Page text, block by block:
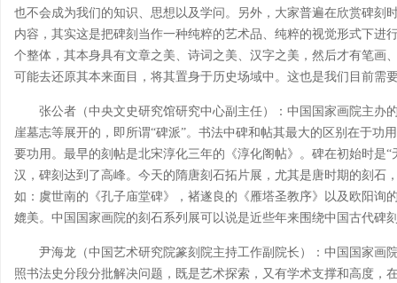
也不会成为我们的知识、思想以及学问。另外，大家普遍在欣赏碑刻
内容，其实这是把碑刻当作一种纯粹的艺术品、纯粹的视觉形式下进
个整体，其本身具有文章之美、诗词之美、汉字之美，然后才有笔画
可能去还原其本来面目，将其置身于历史场域中。这也是我们目前需
张公者（中央文史研究馆研究中心副主任）：中国国家画院主办
崖墓志等展开的，即所谓“碑派”。书法中碑和帖其最大的区别在于功
要功用。最早的刻帖是北宋淳化三年的《淳化阁帖》。碑在初始时是
汉，碑刻达到了高峰。今天的隋唐刻石拓片展，尤其是唐时期的刻石
如：虞世南的《孔子庙堂碑》，褚遂良的《雁塔圣教序》以及欧阳询
媲美。中国国家画院的刻石系列展可以说是近些年来围绕中国古代碑
尹海龙（中国艺术研究院篆刻院主持工作副院长）：中国国家画
照书法史分段分批解决问题，既是艺术探索，又有学术支撑和高度，